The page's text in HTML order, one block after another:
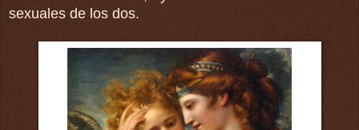
sexuales de los dos.